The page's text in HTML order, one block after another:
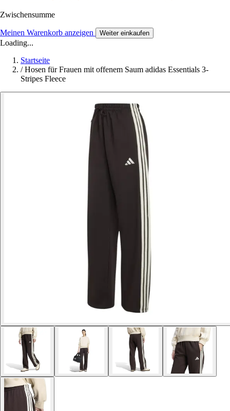
Zwischensumme
Meinen Warenkorb anzeigen Weiter einkaufen
Loading...
Startseite
/ Hosen für Frauen mit offenem Saum adidas Essentials 3-
Stripes Fleece